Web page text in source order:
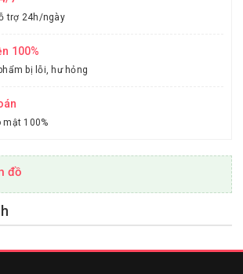
trợ 24h/ngày
100%
bị lỗi, hư hỏng
mật 100%
đồ